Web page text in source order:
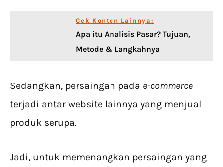
Cek Konten Lainnya:
Apa itu Analisis Pasar? Tujuan,
Metode & Langkahnya
Sedangkan, persaingan pada e-commerce
terjadi antar website lainnya yang menjual
produk serupa.
Jadi, untuk memenangkan persaingan yang